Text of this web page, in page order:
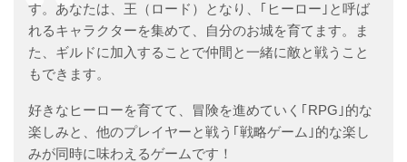
す。あなたは、王（ロード）となり、｢ヒーロー｣と呼ば
れるキャラクターを集めて、自分のお城を育てます。ま
た、ギルドに加入することで仲間と一緒に敵と戦うこと
もできます。
好きなヒーローを育てて、冒険を進めていく｢RPG｣的な
楽しみと、他のプレイヤーと戦う｢戦略ゲーム｣的な楽し
みが同時に味わえるゲームです！